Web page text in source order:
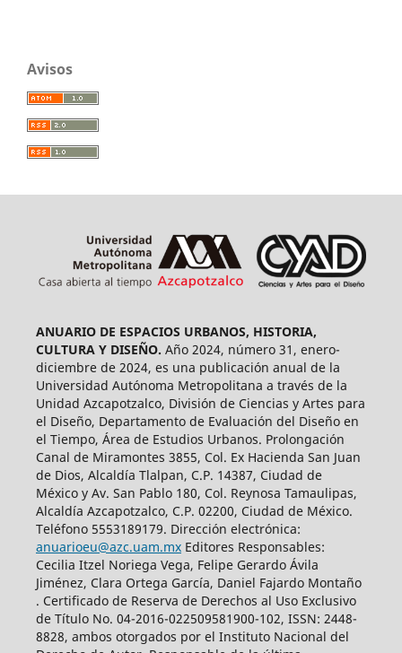
Avisos
ANUARIO DE ESPACIOS URBANOS, HISTORIA,
CULTURA Y DISEÑO. Año 2024, número 31, enero-
diciembre de 2024, es una publicación anual de la
Universidad Autónoma Metropolitana a través de la
Unidad Azcapotzalco, División de Ciencias y Artes para
el Diseño, Departamento de Evaluación del Diseño en
el Tiempo, Área de Estudios Urbanos. Prolongación
Canal de Miramontes 3855, Col. Ex Hacienda San Juan
de Dios, Alcaldía Tlalpan, C.P. 14387, Ciudad de
México y Av. San Pablo 180, Col. Reynosa Tamaulipas,
Alcaldía Azcapotzalco, C.P. 02200, Ciudad de México.
Teléfono 5553189179. Dirección electrónica:
anuarioeu@azc.uam.mxEditores Responsables:
Cecilia Itzel Noriega Vega, Felipe Gerardo Ávila
Jiménez, Clara Ortega García, Daniel Fajardo Montaño
. Certificado de Reserva de Derechos al Uso Exclusivo
de Título No. 04-2016-022509581900-102, ISSN: 2448-
8828, ambos otorgados por el Instituto Nacional del